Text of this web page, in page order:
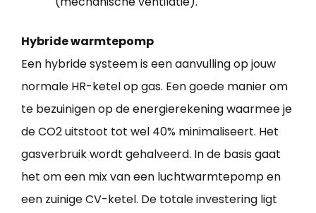
Hybride warmtepomp
Een hybride systeem is een aanvulling op jouw
normale HR-ketel op gas. Een goede manier om
te bezuinigen op de energierekening waarmee je
de CO2 uitstoot tot wel 40% minimaliseert. Het
gasverbruik wordt gehalveerd. In de basis gaat
het om een mix van een luchtwarmtepomp en
een zuinige CV-ketel. De totale investering ligt